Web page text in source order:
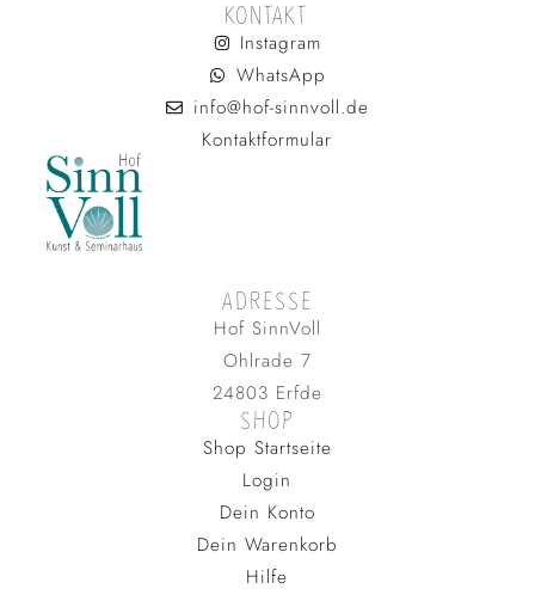
ADRESSE
Hof SinnVoll
Ohlrade 7
24803 Erfde
SHOP
Shop Startseite
Login
Dein Konto
Dein Warenkorb
Hilfe
KONTAKT
Instagram
WhatsApp
info@hof-sinnvoll.de
Kontaktformular